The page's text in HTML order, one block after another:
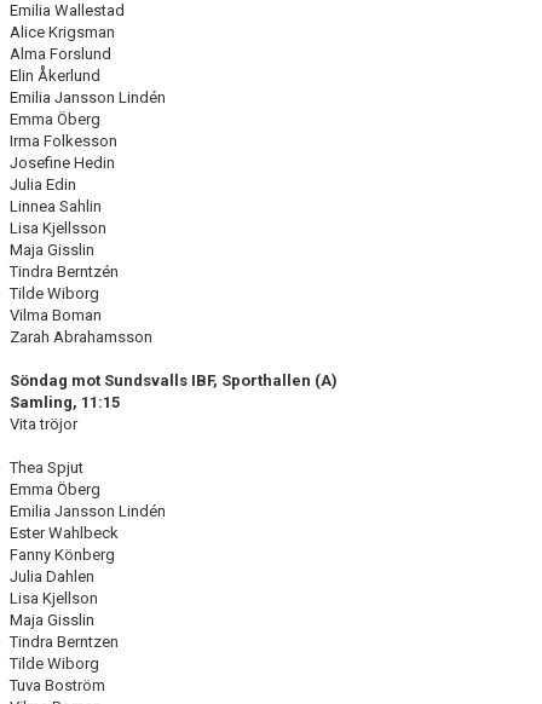
Emilia Wallestad
Alice Krigsman
Alma Forslund
Elin Åkerlund
Emilia Jansson Lindén
Emma Öberg
Irma Folkesson
Josefine Hedin
Julia Edin
Linnea Sahlin
Lisa Kjellsson
Maja Gisslin
Tindra Berntzén
Tilde Wiborg
Vilma Boman
Zarah Abrahamsson
Söndag mot Sundsvalls IBF, Sporthallen (A)
Samling, 11:15
Vita tröjor
Thea Spjut
Emma Öberg
Emilia Jansson Lindén
Ester Wahlbeck
Fanny Könberg
Julia Dahlen
Lisa Kjellson
Maja Gisslin
Tindra Berntzen
Tilde Wiborg
Tuva Boström